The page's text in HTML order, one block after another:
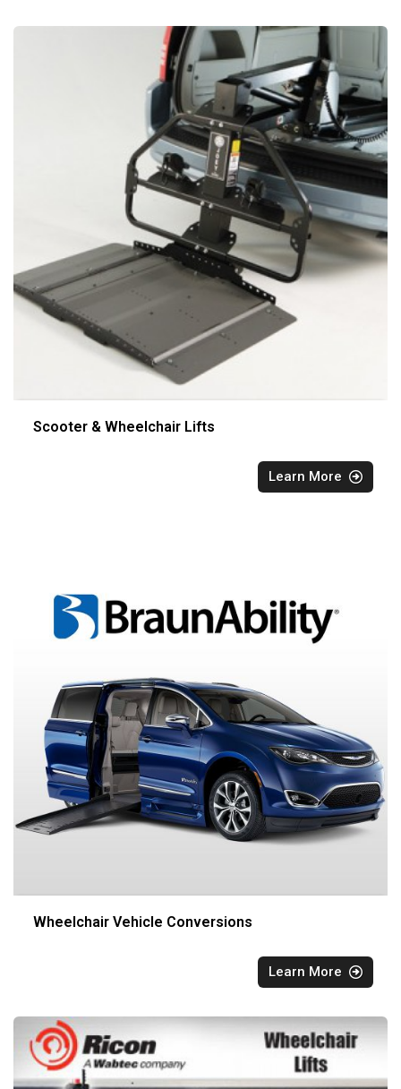
Scooter & Wheelchair Lifts
Learn More
Wheelchair Vehicle Conversions
Learn More